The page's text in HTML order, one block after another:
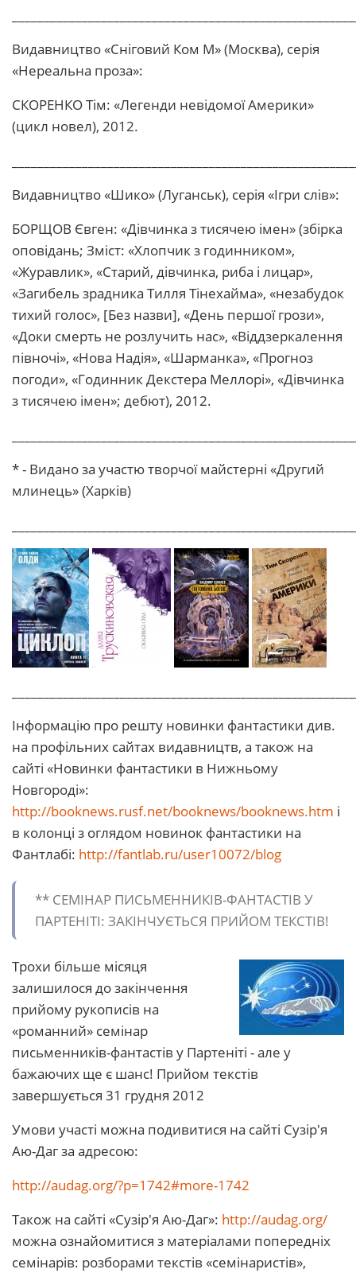
Видавництво «Сніговий Ком М» (Москва), серія
«Нереальна проза»:
СКОРЕНКО Тім: «Легенди невідомої Америки»
(цикл новел), 2012.
Видавництво «Шико» (Луганськ), серія «Ігри слів»:
БОРЩОВ Євген: «Дівчинка з тисячею імен» (збірка
оповідань; Зміст: «Хлопчик з годинником»,
«Журавлик», «Старий, дівчинка, риба і лицар»,
«Загибель зрадника Тилля Тінехайма», «незабудок
тихий голос», [Без назви], «День першої грози»,
«Доки смерть не розлучить нас», «Віддзеркалення
півночі», «Нова Надія», «Шарманка», «Прогноз
погоди», «Годинник Декстера Меллорі», «Дівчинка
з тисячею імен»; дебют), 2012.
* - Видано за участю творчої майстерні «Другий
млинець» (Харків)
Інформацію про решту новинки фантастики див.
на профільних сайтах видавництв, а також на
сайті «Новинки фантастики в Нижньому
Новгороді»:
http://booknews.rusf.net/booknews/booknews.htm і
в колонці з оглядом новинок фантастики на
Фантлабі: http://fantlab.ru/user10072/blog
** СЕМІНАР ПИСЬМЕННИКІВ-ФАНТАСТІВ У
ПАРТЕНІТІ: ЗАКІНЧУЄТЬСЯ ПРИЙОМ ТЕКСТІВ!
Трохи більше місяця
залишилося до закінчення
прийому рукописів на
«романний» семінар
письменників-фантастів у Партеніті - але у
бажаючих ще є шанс! Прийом текстів
завершується 31 грудня 2012
Умови участі можна подивитися на сайті Сузір'я
Аю-Даг за адресою:
http://audag.org/?p=1742#more-1742
Також на сайті «Сузір'я Аю-Даг»: http://audag.org/
можна ознайомитися з матеріалами попередніх
семінарів: розборами текстів «семінаристів»,